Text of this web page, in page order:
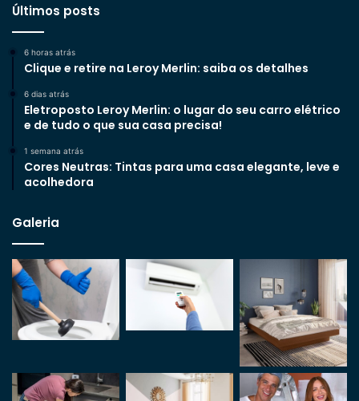
Últimos posts
6 horas atrás
Clique e retire na Leroy Merlin: saiba os detalhes
6 dias atrás
Eletroposto Leroy Merlin: o lugar do seu carro elétrico
e de tudo o que sua casa precisa!
1 semana atrás
Cores Neutras: Tintas para uma casa elegante, leve e
acolhedora
Galeria